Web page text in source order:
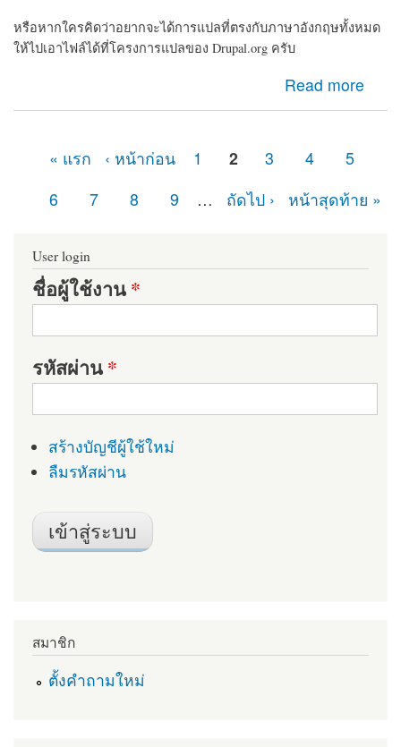
หรือหากใครคิดว่าอยากจะได้การแปลที่ตรงกับภาษาอังกฤษทั้งหมด
ให้ไปเอาไฟล์ได้ที่โครงการแปลของ Drupal.org ครับ
Read more
« แรก ‹ หน้าก่อน 1 2 3 4
5
6
7 8 9 … ถัดไป › หน้าสุดท้าย »
User login
ชื่อผู้ใช้งาน*
รหัสผ่าน*
สร้างบัญชีผู้ใช้ใหม่
ลืมรหัสผ่าน
สมาชิก
ตั้งคำถามใหม่